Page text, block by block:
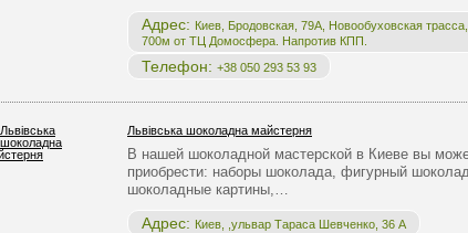
Адрес: Киев, Бродовская, 79А, Новообуховская трасса,
700м от ТЦ Домосфера. Напротив КПП.
Телефон: +38 050 293 53 93
Львівська шоколадна майстерня
В нашей шоколадной мастерской в Киеве вы
приобрести: наборы шоколада, фигурный
шоколадные картины,…
Адрес: Киев, ,ульвар Тараса Шевченко, 36 А